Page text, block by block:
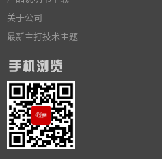
关于公司
最新主打技术主题